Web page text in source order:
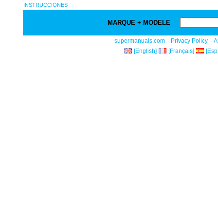
INSTRUCCIONES
MARQUE + MODELE
supermanuals.com - Privacy Policy -
[English]
[Français]